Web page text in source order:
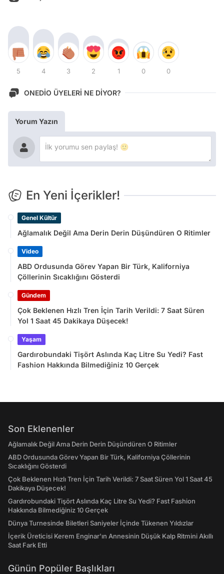
5 4 3 2 1 0 0
ONEDİO ÜYELERİ NE DİYOR?
Yorum Yazın
En Yeni İçerikler!
Genel Kültür
Ağlamalık Değil Ama Derin Derin Düşündüren O Ritimler
Video
ABD Ordusunda Görev Yapan Bir Türk, Kaliforniya
Çöllerinin Sıcaklığını Gösterdi
Gündem
Çok Beklenen Hızlı Tren İçin Tarih Verildi: 7 Saat Süren
Yol 1 Saat 45 Dakikaya Düşecek!
Yaşam
Gardırobundaki Tişört Aslında Kaç Litre Su Yedi? Fast
Fashion Hakkında Bilmediğiniz 10 Gerçek
Son Eklenenler
Ağlamalık Değil Ama Derin Derin Düşündüren O Ritimler
ABD Ordusunda Görev Yapan Bir Türk, Kaliforniya Çöllerinin
Sıcaklığını Gösterdi
Çok Beklenen Hızlı Tren İçin Tarih Verildi: 7 Saat Süren Yol 1 Saat 45
Dakikaya Düşecek!
Gardırobundaki Tişört Aslında Kaç Litre Su Yedi? Fast Fashion
Hakkında Bilmediğiniz 10 Gerçek
Dünya Turnesinde Biletleri Saniyeler İçinde Tükenen Yıldızlar
İçerik Üreticisi Kerem Enginar'ın Annesinin Düşük Kalp Ritmini Akıllı
Saat Fark Etti
Günün Popüler Başlıkları